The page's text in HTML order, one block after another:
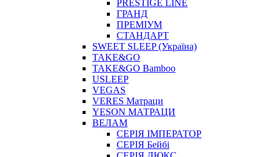
PRESTIGE LINE
ГРАНД
ПРЕМІУМ
СТАНДАРТ
SWEET SLEEP (Україна)
TAKE&GO
TAKE&GO Bamboo
USLEEP
VEGAS
VERES Матраци
YESON МАТРАЦИ
ВЕЛАМ
СЕРІЯ ІМПЕРАТОР
СЕРІЯ Бейбі